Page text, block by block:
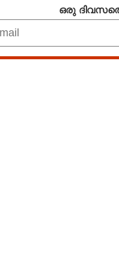
ഒരു